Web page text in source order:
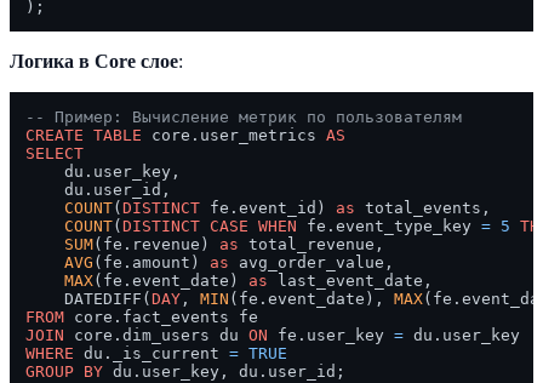
Логика в Core слое:
-- Пример: Вычисление метрик по пользователям
CREATE TABLE core.user_metrics AS
SELECT
    du.user_key,
    du.user_id,
COUNT( DISTINCT fe.event_id) as total_events,
COUNT( DISTINCT CASE WHEN fe.event_type_key = 5
SUM(fe.revenue) as total_revenue,
AVG (fe.amount) as avg_order_value,
MAX(fe.event_date) as last_event_date,
    DATEDIFF(
DAY , MIN (fe.event_date), MAX
FROM
JOIN core.dim_users du ON fe.user_key =
WHERE du._is_current = TRUE
GROUP BY